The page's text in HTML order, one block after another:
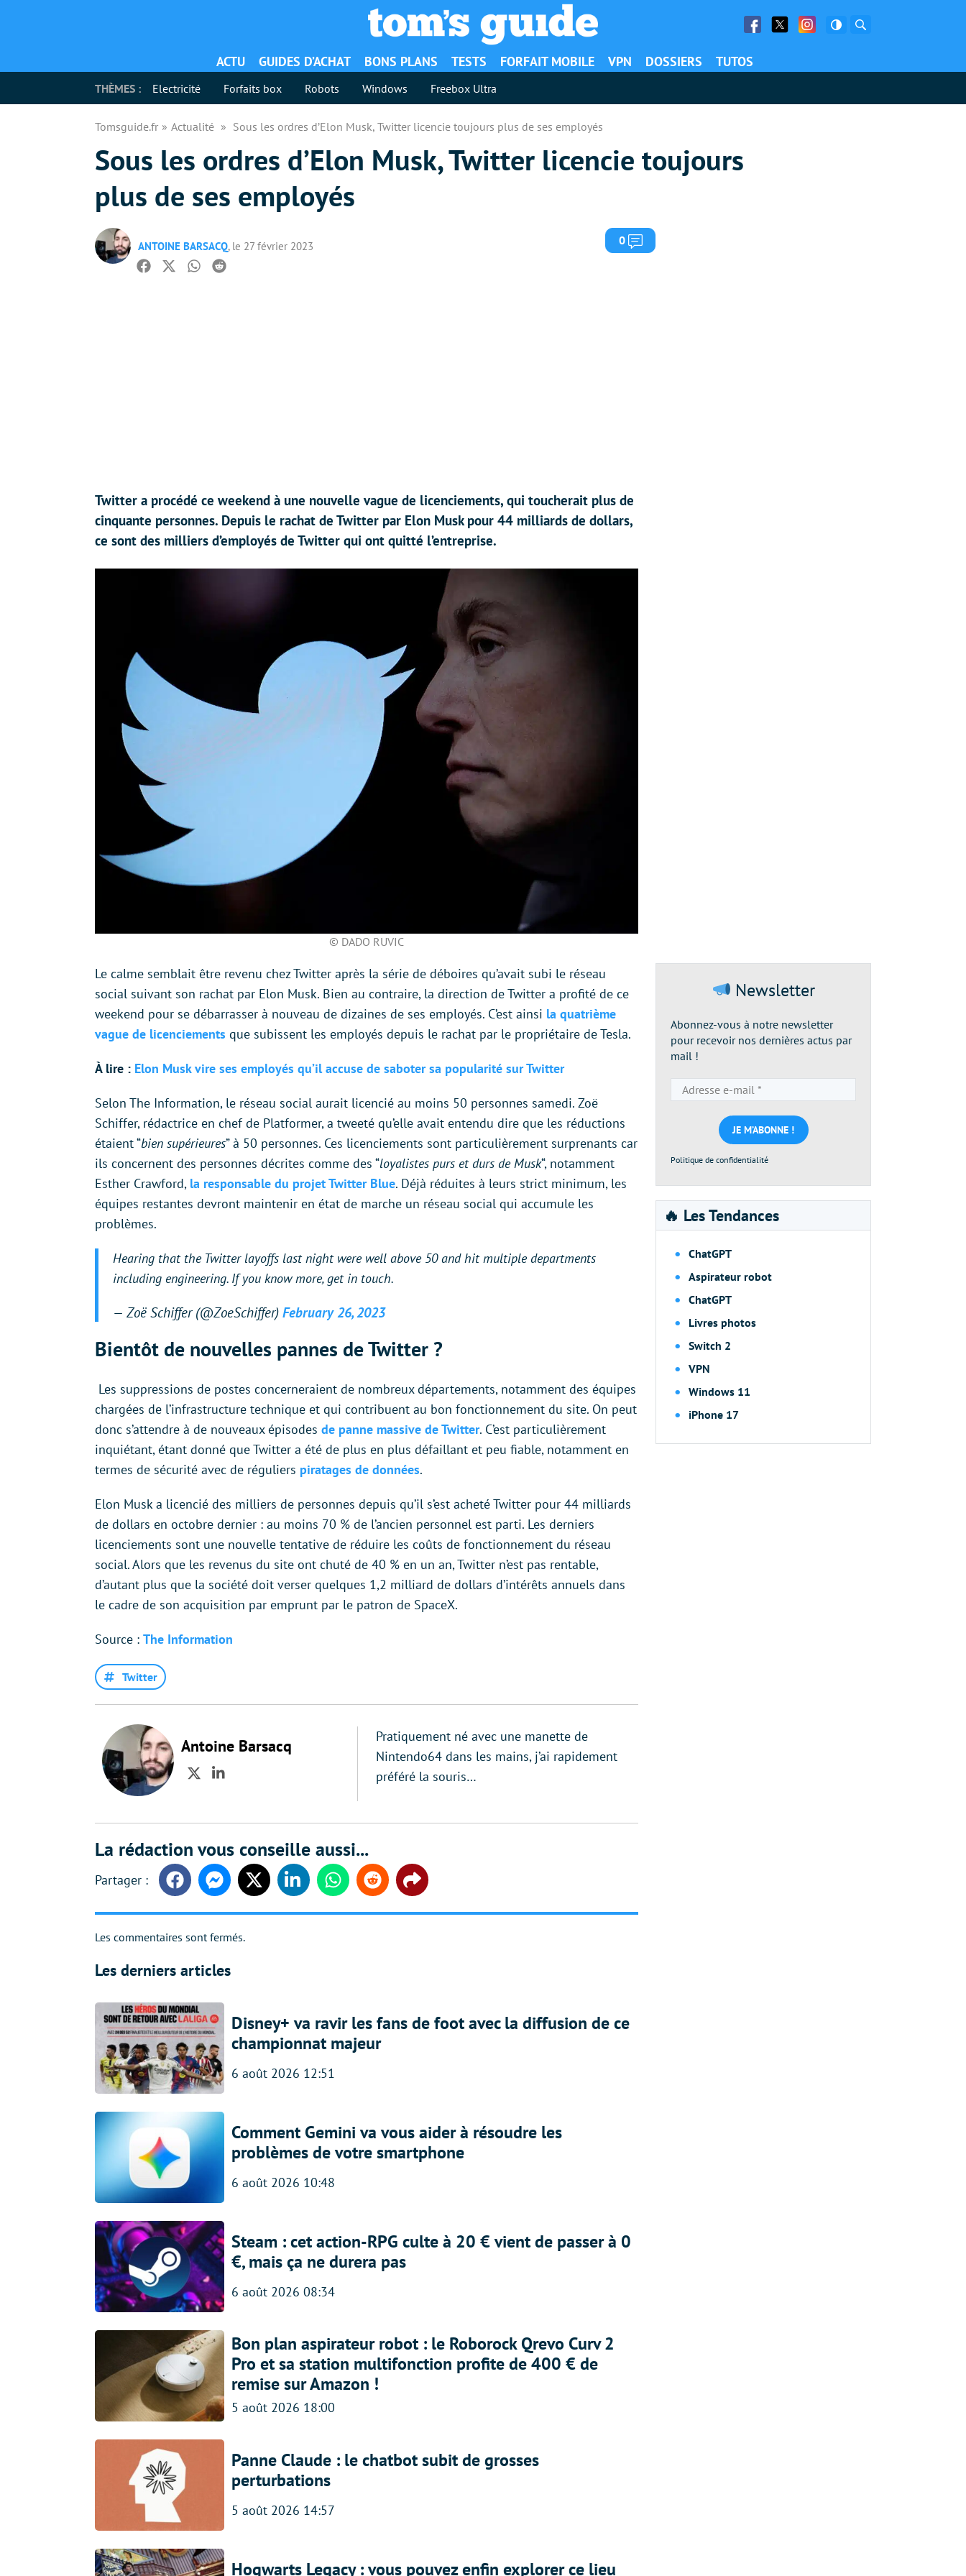
Facebook
Twitter Facebook
ACTU GUIDES D’ACHAT BONS PLANS TESTS FORFAIT MOBILE VPN DOSSIERS TUTOS
THÈMES : Electricité Forfaits box Robots Windows Freebox Ultra
Tomsguide.fr Actualité Sous les ordres d’Elon Musk, Twitter licencie toujours plus de ses employés
Sous les ordres d’Elon Musk, Twitter licencie toujours
plus de ses employés
ANTOINE BARSACQ, le 27 février 2023 0 Commentaires
Facebook
TwitterWhatsapp
Reddit
Twitter a procédé ce weekend à une nouvelle vague de licenciements, qui toucherait plus de
cinquante personnes. Depuis le rachat de Twitter par Elon Musk pour 44 milliards de dollars,
ce sont des milliers d’employés de Twitter qui ont quitté l’entreprise.
© DADO RUVIC
Le calme semblait être revenu chez Twitter après la série de déboires qu’avait subi le réseau
social suivant son rachat par Elon Musk. Bien au contraire, la direction de Twitter a profité de ce
weekend pour se débarrasser à nouveau de dizaines de ses employés. C’est ainsi la quatrième
vague de licenciements que subissent les employés depuis le rachat par le propriétaire de Tesla.
À lire : Elon Musk vire ses employés qu’il accuse de saboter sa popularité sur Twitter
Selon The Information, le réseau social aurait licencié au moins 50 personnes samedi. Zoë
Schiffer, rédactrice en chef de Platformer, a tweeté qu’elle avait entendu dire que les réductions
étaient “bien supérieures” à 50 personnes. Ces licenciements sont particulièrement surprenants car
ils concernent des personnes décrites comme des “loyalistes purs et durs de Musk“, notamment
Esther Crawford, la responsable du projet Twitter Blue. Déjà réduites à leurs strict minimum, les
équipes restantes devront maintenir en état de marche un réseau social qui accumule les
problèmes.
Hearing that the Twitter layoffs last night were well above 50 and hit multiple departments
including engineering. If you know more, get in touch.
— Zoë Schiffer (@ZoeSchiffer) February 26, 2023
Bientôt de nouvelles pannes de Twitter ?
Les suppressions de postes concerneraient de nombreux départements, notamment des équipes
chargées de l’infrastructure technique et qui contribuent au bon fonctionnement du site. On peut
donc s’attendre à de nouveaux épisodes de panne massive de Twitter. C’est particulièrement
inquiétant, étant donné que Twitter a été de plus en plus défaillant et peu fiable, notamment en
termes de sécurité avec de réguliers piratages de données.
Elon Musk a licencié des milliers de personnes depuis qu’il s’est acheté Twitter pour 44 milliards
de dollars en octobre dernier : au moins 70 % de l’ancien personnel est parti. Les derniers
licenciements sont une nouvelle tentative de réduire les coûts de fonctionnement du réseau
social. Alors que les revenus du site ont chuté de 40 % en un an, Twitter n’est pas rentable,
d’autant plus que la société doit verser quelques 1,2 milliard de dollars d’intérêts annuels dans
le cadre de son acquisition par emprunt par le patron de SpaceX.
Source : The Information
Twitter
Antoine Barsacq
TwitterLinkedIn
Pratiquement né avec une manette de
Nintendo64 dans les mains, j’ai rapidement
préféré la souris…
La rédaction vous conseille aussi...
FacebookMessengerTwitter LinkedinWhatsappReddit Share
Les commentaires sont fermés.
Les derniers articles
Disney+ va ravir les fans de foot avec la diffusion de ce
championnat majeur
6 août 2026 12:51
Comment Gemini va vous aider à résoudre les
problèmes de votre smartphone
6 août 2026 10:48
Steam : cet action-RPG culte à 20 € vient de passer à 0
€, mais ça ne durera pas
6 août 2026 08:34
Bon plan aspirateur robot : le Roborock Qrevo Curv 2
Pro et sa station multifonction profite de 400 € de
remise sur Amazon !
5 août 2026 18:00
Panne Claude : le chatbot subit de grosses
perturbations
5 août 2026 14:57
Hogwarts Legacy : vous pouvez enfin explorer ce lieu
Newsletter
Abonnez-vous à notre newsletter
pour recevoir nos dernières actus par
mail !
e-
mail
*
Politique de confidentialité
🔥 Les Tendances
ChatGPT
Aspirateur robot
ChatGPT
Livres photos
Switch 2
VPN
Windows 11
iPhone 17